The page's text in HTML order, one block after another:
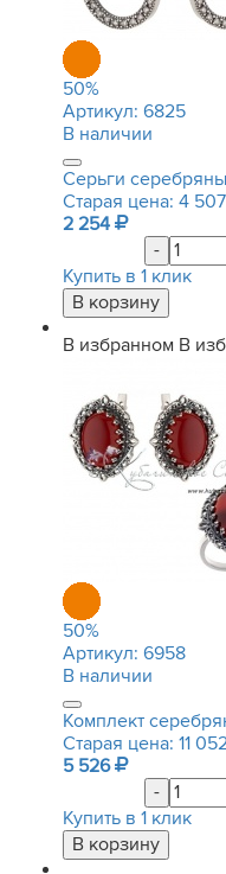
50%
Артикул: 6825
В наличии
Серьги
Старая цена: 4 507
2 254
-
Купить в 1 клик
В избранном В
50%
Артикул: 6958
В наличии
Комплект
Старая цена: 11
5 526
-
Купить в 1 клик